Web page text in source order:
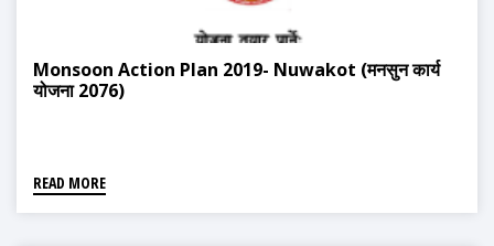
Monsoon Action Plan 2019- Nuwakot (मनसुन कार्य
योजना 2076)
READ MORE